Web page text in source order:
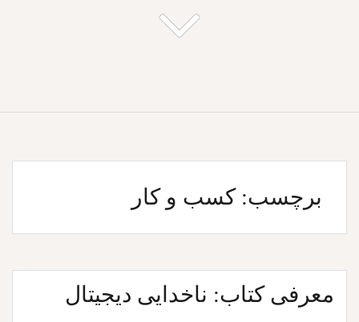
برچسب:کسب و کار
معرفی کتاب: ناخدایی دیجیتال